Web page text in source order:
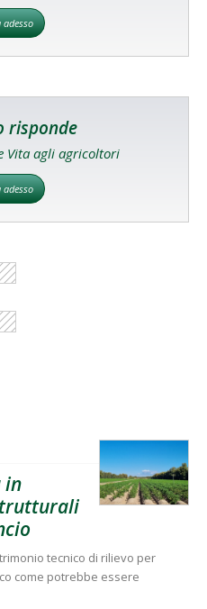
adesso
risponde
Vita agli agricoltori
adesso
in
tecnico di rilievo per
come potrebbe essere